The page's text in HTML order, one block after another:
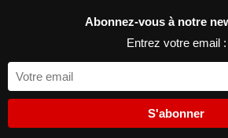
Abonnez-vous à notre
Entrez votre email :
S'abonner